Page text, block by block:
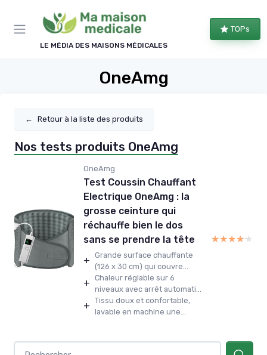
LE MÉDIA DES MAISONS MÉDICALES
TOPs
OneAmg
← Retour à la liste des produits
Nos tests produits OneAmg
OneAmg
Test Coussin Chauffant
Electrique OneAmg : la
grosse ceinture qui
réchauffe bien le dos
sans se prendre la tête
+ Grande surface chauffante
(126 x 30 cm) qui couvre...
+ Chaleur réglable sur 6
niveaux avec arrêt automati...
+ Tissu doux et confortable,
lavable en machine une...
★★★★★
★★★★★